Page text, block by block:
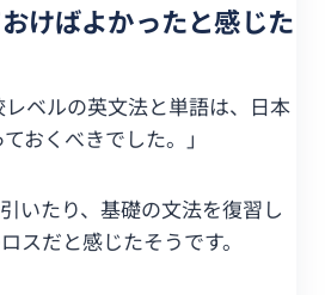
けばよかったと感じた
レベルの英文法と単語は、日本
おくべきでした。」
いたり、基礎の文法を復習し
スだと感じたそうです。